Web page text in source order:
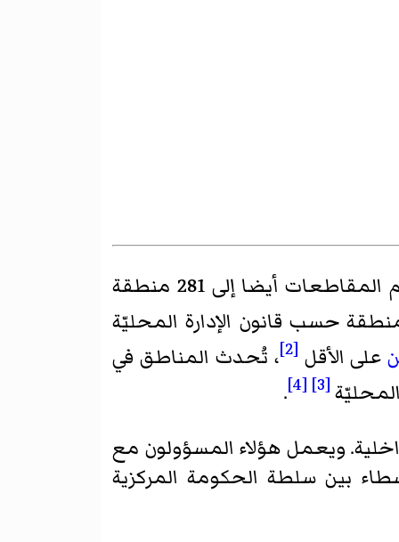
. وتنقسم المقاطعات أيضا إلى 281 منطقة
حسب قانون الإدارة المحليّة
على الأقل [2] ، تُحدث المناطق في
[3]
[4]
.
ويعمل هؤلاء المسؤولون مع
بين سلطة الحكومة المركزية